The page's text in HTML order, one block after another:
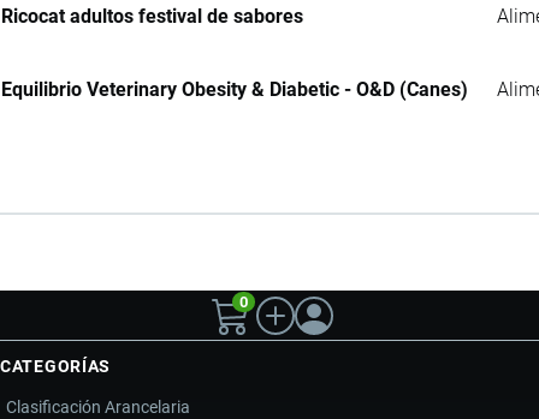
Ricocat adultos festival de sabores
Equilibrio Veterinary Obesity & Diabetic - O&D (Canes)
0
CATEGORÍAS
Clasificación Arancelaria